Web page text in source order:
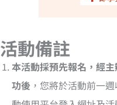
活動備註
本活動採預先報名，經
功後 ，您將於活動前一